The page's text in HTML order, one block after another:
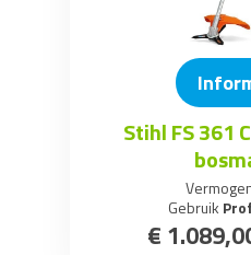
Stihl FS 361
Gebruik
€ 1.089,